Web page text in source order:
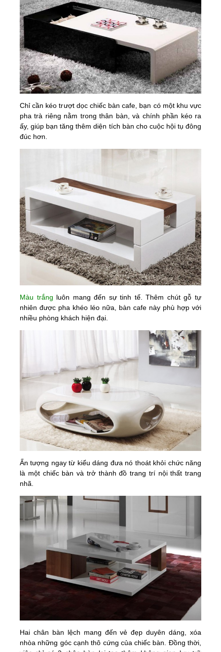
Chỉ cần kéo trượt dọc chiếc bàn cafe, bạn có một khu vực
pha trà riêng nằm trong thân bàn, và chính phần kéo ra
ấy, giúp bạn tăng thêm diện tích bàn cho cuộc hội tụ đông
đúc hơn.
Màu trắng luôn mang đến sự tinh tế. Thêm chút gỗ tự
nhiên được pha khéo léo nữa, bàn cafe này phù hợp với
nhiều phòng khách hiện đại.
Ấn tượng ngay từ kiểu dáng đưa nó thoát khỏi chức năng
là một chiếc bàn và trở thành đồ trang trí nội thất trang
nhã.
Hai chân bàn lệch mang đến vẻ đẹp duyên dáng, xóa
nhòa những góc cạnh thô cứng của chiếc bàn. Đồng thời,